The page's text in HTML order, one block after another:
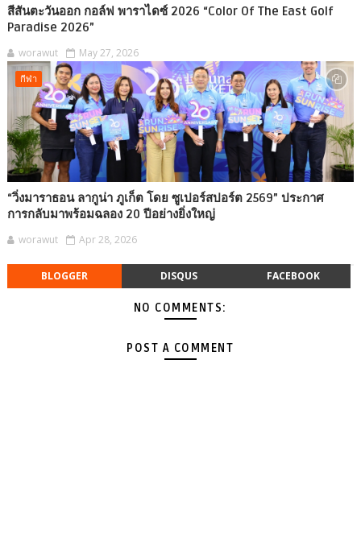
สีสันตะวันออก กอล์ฟ พาราไดซ์ 2026 “Color Of The East Golf
Paradise 2026”
worawut May 27, 2026
กีฬา
“วิ่งมาราธอน ลากูน่า ภูเก็ต โดย ซูเปอร์สปอร์ต 2569” ประกาศ
การกลับมาพร้อมฉลอง 20 ปีอย่างยิ่งใหญ่
worawut Apr 28, 2026
BLOGGER DISQUS FACEBOOK
NO COMMENTS:
POST A COMMENT